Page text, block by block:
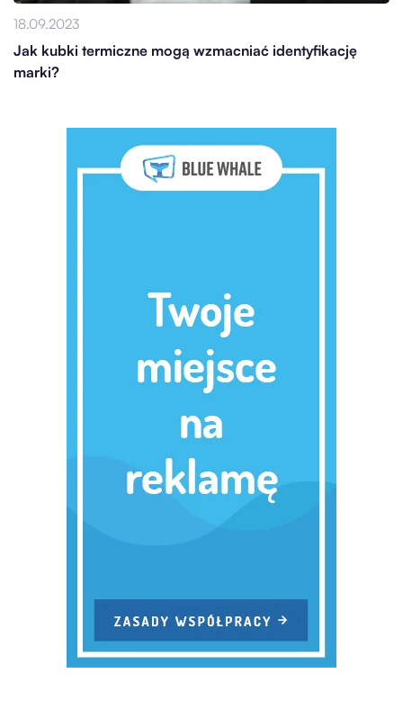
18.09.2023
Jak kubki termiczne mogą wzmacniać identyfikację
marki?